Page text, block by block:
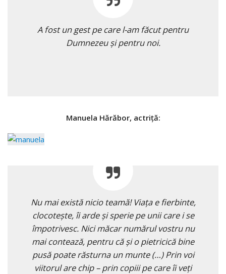
A fost un gest pe care l-am făcut pentru
Dumnezeu şi pentru noi.
Manuela Hărăbor, actriţă:
Nu mai există nicio teamă! Viaţa e fierbinte,
clocoteşte, îi arde şi sperie pe unii care i se
împotrivesc. Nici măcar numărul vostru nu
mai contează, pentru că şi o pietricică bine
pusă poate răsturna un munte (…) Prin voi
viitorul are chip – prin copiii pe care îi veţi